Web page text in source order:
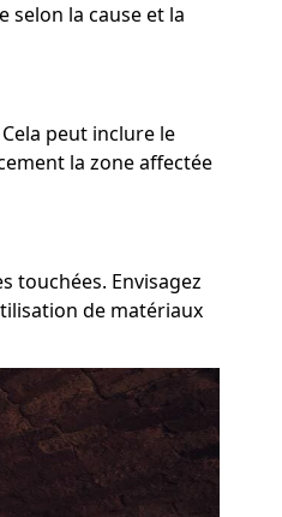
selon la cause et la
peut inclure le
la zone affectée
touchées. Envisagez
de matériaux